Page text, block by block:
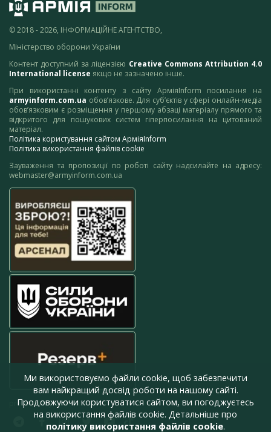
© 2018 - 2026, ІНФОРМАЦІЙНЕ АГЕНТСТВО,
Міністерство оборони України
Контент доступний за ліцензією Creative Commons Attribution 4.0
International license якщо не зазначено інше.
При використанні контенту з сайту АрміяInform посилання на
armyinform.com.ua обов’язкове. Для суб’єктів у сфері онлайн-медіа
обов’язковим є розміщення у першому абзаці матеріалу прямого та
відкритого для пошукових систем гіперпосилання на цитований
матеріал.
Політика користування сайтом АрміяInform
Політика використання файлів cookie
Зауваження та пропозиції по роботі сайту надсилайте на адресу:
webmaster@armyinform.com.ua
press@armyinform.com.ua
Ми використовуємо файли cookie, щоб забезпечити
вам найкращий досвід роботи на нашому сайті.
Продовжуючи користуватися сайтом, ви погоджуєтесь
на використання файлів cookie. Детальніше про
політику використання файлів cookie.